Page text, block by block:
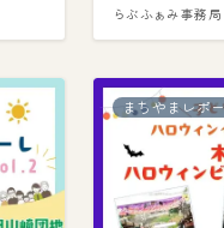
らぶふぁみ事務局
まちやまレポ